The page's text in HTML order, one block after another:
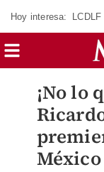
Hoy interesa: LCDLF
¡No lo
México